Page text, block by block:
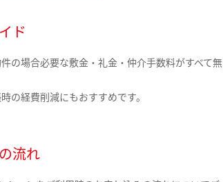
ド
の場合必要な敷金・礼金・仲介手数料がすべて無
の経費削減にもおすすめです。
流れ